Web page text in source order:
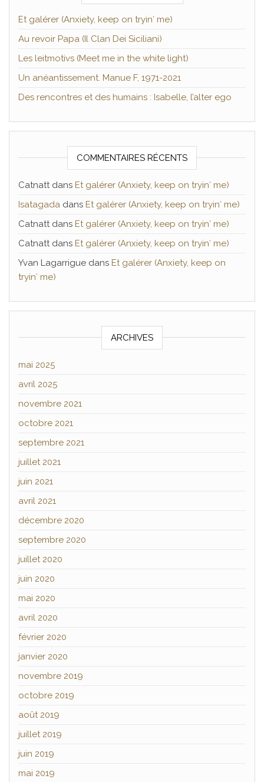
Et galérer (Anxiety, keep on tryin′ me)
Au revoir Papa (Il Clan Dei Siciliani)
Les leitmotivs (Meet me in the white light)
Un anéantissement. Manue F, 1971-2021
Des rencontres et des humains : Isabelle, l’alter ego
COMMENTAIRES RÉCENTS
Catnattdans Et galérer (Anxiety, keep on tryin′ me)
Isatagada dans Et galérer (Anxiety, keep on tryin′ me)
Catnattdans Et galérer (Anxiety, keep on tryin′ me)
Catnattdans Et galérer (Anxiety, keep on tryin′ me)
Yvan Lagarrigue dans Et galérer (Anxiety, keep on
tryin′ me)
ARCHIVES
mai 2025
avril 2025
novembre 2021
octobre 2021
septembre 2021
juillet 2021
juin 2021
avril 2021
décembre 2020
septembre 2020
juillet 2020
juin 2020
mai 2020
avril 2020
février 2020
janvier 2020
novembre 2019
octobre 2019
août 2019
juillet 2019
juin 2019
mai 2019